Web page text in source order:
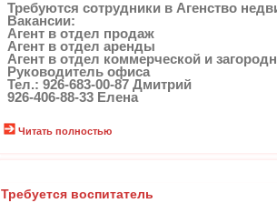
Требуются сотрудники в Агенство
Вакансии:
Агент в отдел продаж
Агент в отдел аренды
Агент в отдел коммерческой и
Руководитель офиса
Тел.: 926-683-00-87 Дмитрий
926-406-88-33 Елена
Читать полностью
Требуется воспитатель